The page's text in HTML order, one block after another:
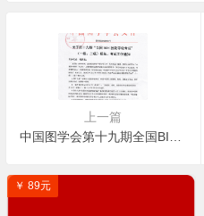
上一篇
￥ 89元